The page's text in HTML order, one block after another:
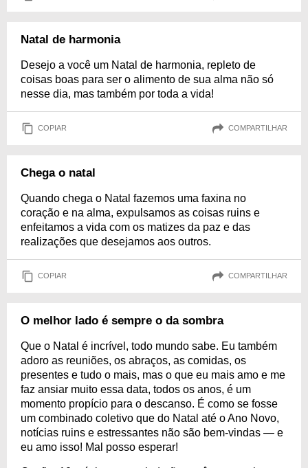
Natal de harmonia
Desejo a você um Natal de harmonia, repleto de
coisas boas para ser o alimento de sua alma não só
nesse dia, mas também por toda a vida!
COPIAR COMPARTILHAR
Chega o natal
Quando chega o Natal fazemos uma faxina no
coração e na alma, expulsamos as coisas ruins e
enfeitamos a vida com os matizes da paz e das
realizações que desejamos aos outros.
COPIAR COMPARTILHAR
O melhor lado é sempre o da sombra
Que o Natal é incrível, todo mundo sabe. Eu também
adoro as reuniões, os abraços, as comidas, os
presentes e tudo o mais, mas o que eu mais amo e me
faz ansiar muito essa data, todos os anos, é um
momento propício para o descanso. É como se fosse
um combinado coletivo que do Natal até o Ano Novo,
notícias ruins e estressantes não são bem-vindas — e
eu amo isso! Mal posso esperar!